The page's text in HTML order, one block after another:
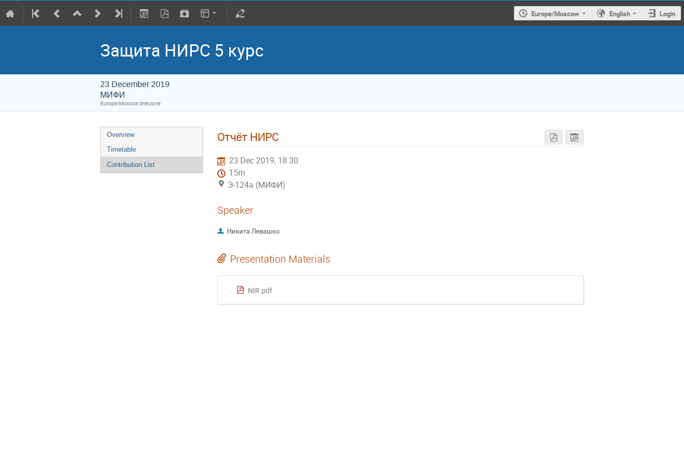
Europe/Moscow English Login
Защита НИРС 5 курс
23 December 2019
МИФИ
Europe/Moscow timezone
Overview
Timetable
Contribution List
Отчёт НИРС
23 Dec 2019, 18:30
15m
Э-124а (МИФИ)
Speaker
Никита Левашко
Presentation Materials
NIR.pdf